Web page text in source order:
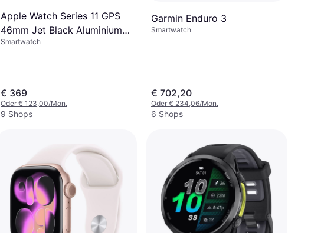
Apple Watch Series 11 GPS
46mm Jet Black Aluminium
Case
Smartwatch
€ 369
Oder € 123,00/Mon.
9 Shops
Garmin Enduro 3
Smartwatch
€ 702,20
Oder € 234,06/Mon.
6 Shops